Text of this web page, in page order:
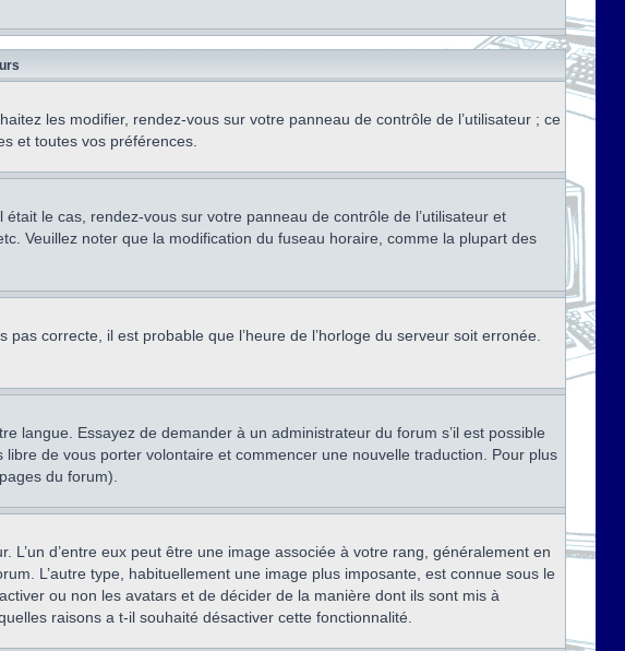
les modifier, rendez-vous sur votre panneau de contrôle de l’utilisateur ; ce
et toutes vos préférences.
le cas, rendez-vous sur votre panneau de contrôle de l’utilisateur et
Veuillez noter que la modification du fuseau horaire, comme la plupart des
correcte, il est probable que l’heure de l’horloge du serveur soit erronée.
langue. Essayez de demander à un administrateur du forum s’il est possible
libre de vous porter volontaire et commencer une nouvelle traduction. Pour plus
du forum).
L’un d’entre eux peut être une image associée à votre rang, généralement en
L’autre type, habituellement une image plus imposante, est connue sous le
ou non les avatars et de décider de la manière dont ils sont mis à
raisons a t-il souhaité désactiver cette fonctionnalité.